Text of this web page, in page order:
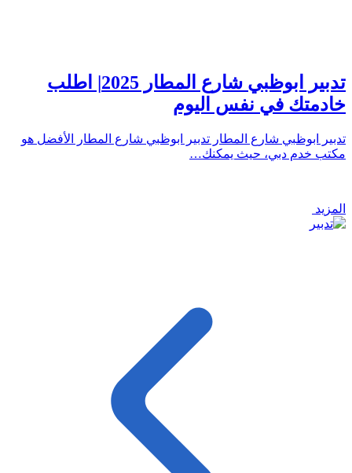
تدبير ابوظبي شارع المطار 2025| اطلب
خادمتك في نفس اليوم
تدبير ابوظبي شارع المطار تدبير ابوظبي شارع المطار الأفضل هو
مكتب خدم دبي، حيث يمكنك…
المزيد